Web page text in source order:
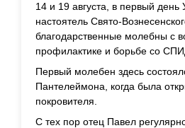
14 и 19 августа, в первый
настоятель Свято-
благодарственные молебны с
профилактике и борьбе со
Первый молебен здесь
Пантелеймона, когда была
покровителя.
С тех пор отец Павел